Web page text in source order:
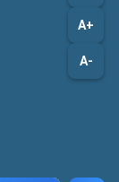
A+
A-